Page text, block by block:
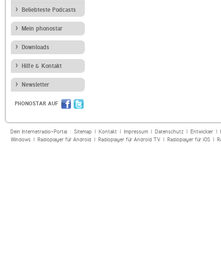
Beliebteste Podcasts
Mein phonostar
Downloads
Hilfe & Kontakt
Newsletter
PHONOSTAR AUF
Dein Internetradio-Portal : Sitemap| Kontakt| Impressum| Datenschutz| Entwickler|
Windows| Radioplayer für Android| Radioplayer für Android TV| Radioplayer für iOS|